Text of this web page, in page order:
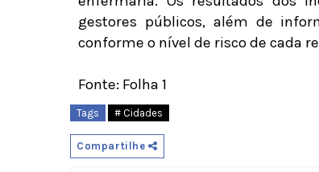
gestores públicos, além de
conforme o nível de risco de cada
Fonte: Folha 1
Tags # Cidades
Compartilhe